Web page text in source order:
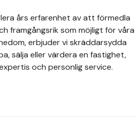
års erfarenhet av att förmedla
framgångsrik som möjligt för våra
erbjuder vi skräddarsydda
sälja eller värdera en fastighet,
och personlig service.